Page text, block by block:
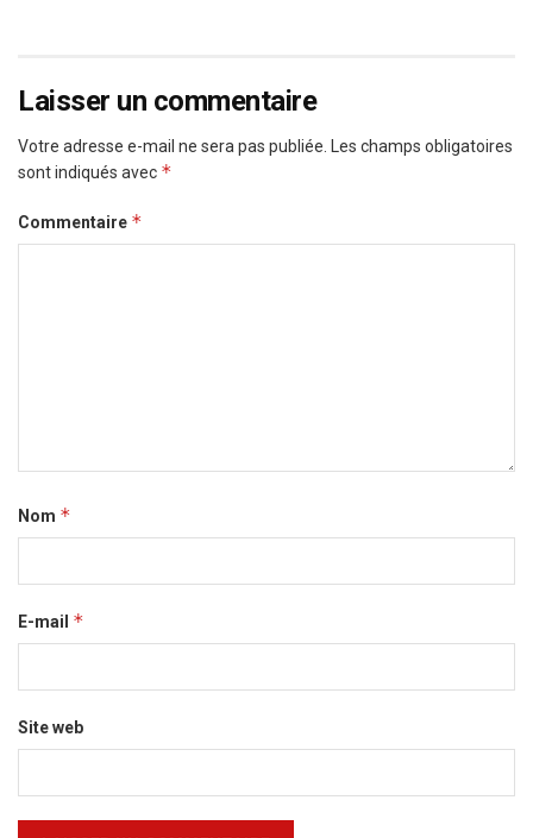
Laisser un commentaire
Votre adresse e-mail ne sera pas publiée.
Les champs obligatoires
sont indiqués avec *
Commentaire *
Nom *
E-mail *
Site web